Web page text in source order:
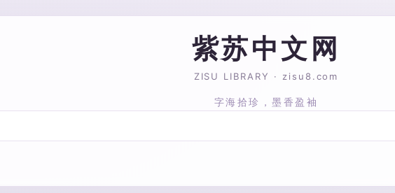
紫苏中文网
ZISU LIBRARY · zisu8.com
字海拾珍，墨香盈袖